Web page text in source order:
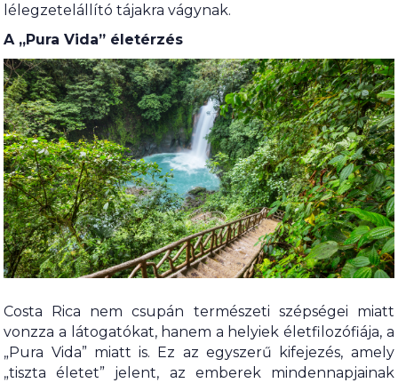
lélegzetelállító tájakra vágynak.
A „Pura Vida” életérzés
Costa Rica nem csupán természeti szépségei miatt
vonzza a látogatókat, hanem a helyiek életfilozófiája, a
„Pura Vida” miatt is. Ez az egyszerű kifejezés, amely
„tiszta életet” jelent, az emberek mindennapjainak